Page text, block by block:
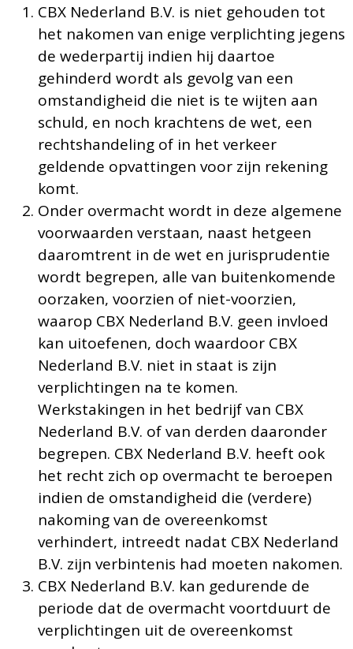
CBX Nederland B.V. is niet gehouden tot
het nakomen van enige verplichting jegens
de wederpartij indien hij daartoe
gehinderd wordt als gevolg van een
omstandigheid die niet is te wijten aan
schuld, en noch krachtens de wet, een
rechtshandeling of in het verkeer
geldende opvattingen voor zijn rekening
komt.
Onder overmacht wordt in deze algemene
voorwaarden verstaan, naast hetgeen
daaromtrent in de wet en jurisprudentie
wordt begrepen, alle van buitenkomende
oorzaken, voorzien of niet-voorzien,
waarop CBX Nederland B.V. geen invloed
kan uitoefenen, doch waardoor CBX
Nederland B.V. niet in staat is zijn
verplichtingen na te komen.
Werkstakingen in het bedrijf van CBX
Nederland B.V. of van derden daaronder
begrepen. CBX Nederland B.V. heeft ook
het recht zich op overmacht te beroepen
indien de omstandigheid die (verdere)
nakoming van de overeenkomst
verhindert, intreedt nadat CBX Nederland
B.V. zijn verbintenis had moeten nakomen.
CBX Nederland B.V. kan gedurende de
periode dat de overmacht voortduurt de
verplichtingen uit de overeenkomst